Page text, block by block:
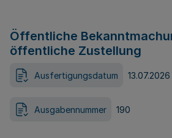
Öffentliche
öffentliche Zustellung
Ausfertigungsdatum 13.07.2026
Ausgabennummer 190